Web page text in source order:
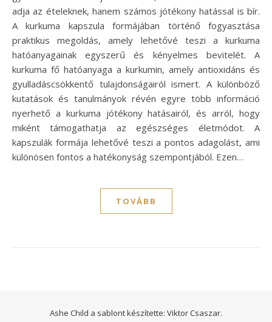
adja az ételeknek, hanem számos jótékony hatással is bír.
A kurkuma kapszula formájában történő fogyasztása
praktikus megoldás, amely lehetővé teszi a kurkuma
hatóanyagainak egyszerű és kényelmes bevitelét. A
kurkuma fő hatóanyaga a kurkumin, amely antioxidáns és
gyulladáscsökkentő tulajdonságairól ismert. A különböző
kutatások és tanulmányok révén egyre több információ
nyerhető a kurkuma jótékony hatásairól, és arról, hogy
miként támogathatja az egészséges életmódot. A
kapszulák formája lehetővé teszi a pontos adagolást, ami
különösen fontos a hatékonyság szempontjából. Ezen…
TOVÁBB
Ashe Child a sablont készítette: Viktor Csaszar.